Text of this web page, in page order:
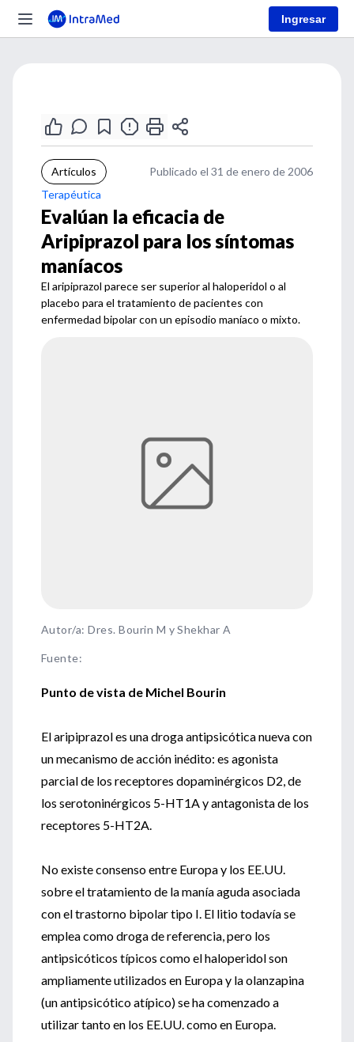
Ingresar
Artículos
Publicado el 31 de enero de 2006
Terapéutica
Evalúan la eficacia de
Aripiprazol para los síntomas
maníacos
El aripiprazol parece ser superior al haloperidol o al
placebo para el tratamiento de pacientes con
enfermedad bipolar con un episodio maníaco o mixto.
Autor/a: Dres. Bourin M y Shekhar A
Fuente:
Punto de vista de Michel Bourin
El aripiprazol es una droga antipsicótica nueva con
un mecanismo de acción inédito: es agonista
parcial de los receptores dopaminérgicos D2, de
los serotoninérgicos 5-HT1A y antagonista de los
receptores 5-HT2A.
No existe consenso entre Europa y los EE.UU.
sobre el tratamiento de la manía aguda asociada
con el trastorno bipolar tipo I. El litio todavía se
emplea como droga de referencia, pero los
antipsicóticos típicos como el haloperidol son
ampliamente utilizados en Europa y la olanzapina
(un antipsicótico atípico) se ha comenzado a
utilizar tanto en los EE.UU. como en Europa.